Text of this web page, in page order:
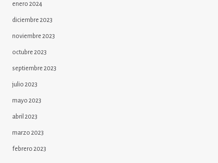
enero 2024
diciembre 2023
noviembre 2023
octubre 2023
septiembre 2023
julio 2023
mayo 2023
abril 2023
marzo 2023
febrero 2023